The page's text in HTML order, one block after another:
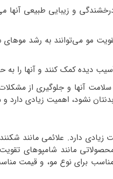
و زیبایی طبیعی
مو می‌توانند به رشد
دیده کمک کنند و آنها را به
سلامت آنها و جلوگیری از
نشود، اهمیت زیادی دارد
دارد. علائمی مانند
مانند شامپوهای
برای نوع مو، و قیمت